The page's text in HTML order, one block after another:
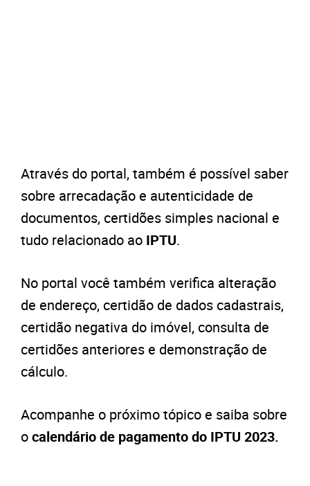
Através do portal, também é possível saber
sobre arrecadação e autenticidade de
documentos, certidões simples nacional e
tudo relacionado ao IPTU.
No portal você também verifica alteração
de endereço, certidão de dados cadastrais,
certidão negativa do imóvel, consulta de
certidões anteriores e demonstração de
cálculo.
Acompanhe o próximo tópico e saiba sobre
ocalendário de pagamento do IPTU 2023.